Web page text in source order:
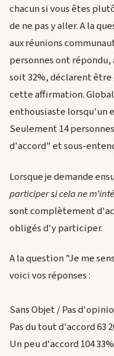
chacun si vous êtes
de ne pas y aller. A la
aux réunions
personnes ont répondu,
soit 32%, déclarent
cette affirmation.
enthousiaste lorsqu'un
Seulement 14
d'accord" et sous-
Lorsque je demande
participer si cela ne
sont complètement
obligés d'y participer.
A la question "Je me
voici vos réponses :
Sans Objet / Pas
Pas du tout d'accord 63
Un peu d'accord 104 33%